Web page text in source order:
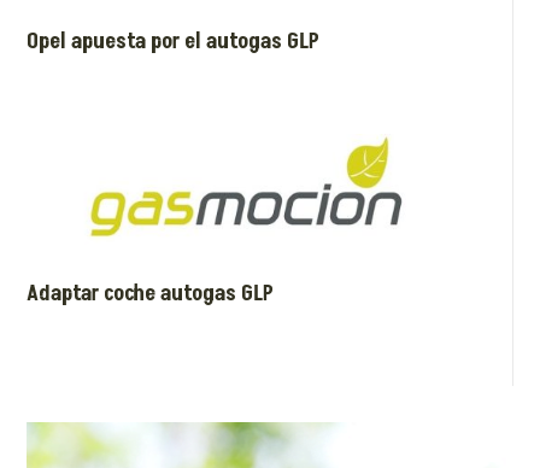
Opel apuesta por el autogas GLP
Adaptar coche autogas GLP